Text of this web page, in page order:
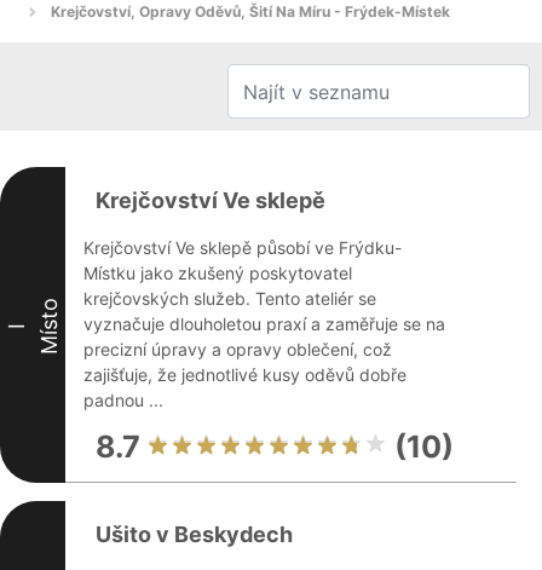
Krejčovství, Opravy Oděvů, Šití Na Míru - Frýdek-Místek
I Místo
Krejčovství Ve sklepě
Krejčovství Ve sklepě působí ve Frýdku-
Místku jako zkušený poskytovatel
krejčovských služeb. Tento ateliér se
vyznačuje dlouholetou praxí a zaměřuje se na
precizní úpravy a opravy oblečení, což
zajišťuje, že jednotlivé kusy oděvů dobře
padnou ...
8.7 (10)
Ušito v Beskydech